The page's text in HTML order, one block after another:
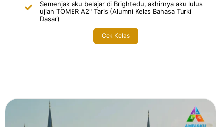
Semenjak aku belajar di Brightedu, akhirnya aku lulus
ujian TOMER A2" Taris (Alumni Kelas Bahasa Turki
Dasar)
Cek Kelas